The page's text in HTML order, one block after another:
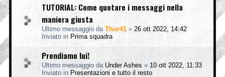
TUTORIAL: Come quotare i messaggi nella
maniera giusta
Ultimo messaggio da Thor41 « 26 ott 2022, 14:42
Inviato in Prima squadra
Prendiamo lui!
Ultimo messaggio da Under Ashes « 10 ott 2022, 11:33
Inviato in Presentazioni e tutto il resto